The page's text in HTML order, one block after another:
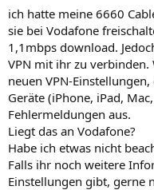
ich hatte meine 6660
sie bei Vodafone
1,1mbps download.
VPN mit ihr zu verbinden.
neuen VPN-
Geräte (iPhone, iPad,
Fehlermeldungen aus.
Liegt das an Vodafone?
Habe ich etwas nicht
Falls ihr noch weitere
Einstellungen gibt, gerne